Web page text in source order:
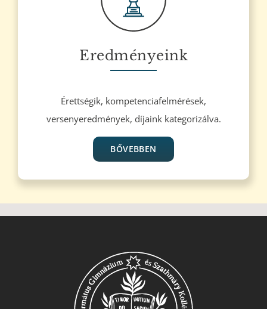
Eredményeink
Érettségik, kompetenciafelmérések,
versenyeredmények, díjaink kategorizálva.
BŐVEBBEN